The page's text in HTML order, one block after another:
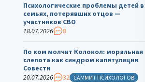
Психологические проблемы детей в
семьях, потерявших отцов —
участников СВО
18.07.2026
8
По ком молчит Колокол: моральная
слепота как синдром капитуляции
Совести
20.07.2026
32 САММИТ ПСИХОЛОГОВ